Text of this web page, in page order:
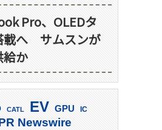
Pro、OLEDタ
載へ サムスンが
給か
CATL EV GPU IC
Newswire